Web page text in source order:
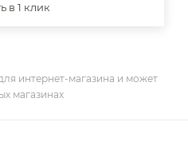
в 1 клик
интернет-магазина и может
магазинах